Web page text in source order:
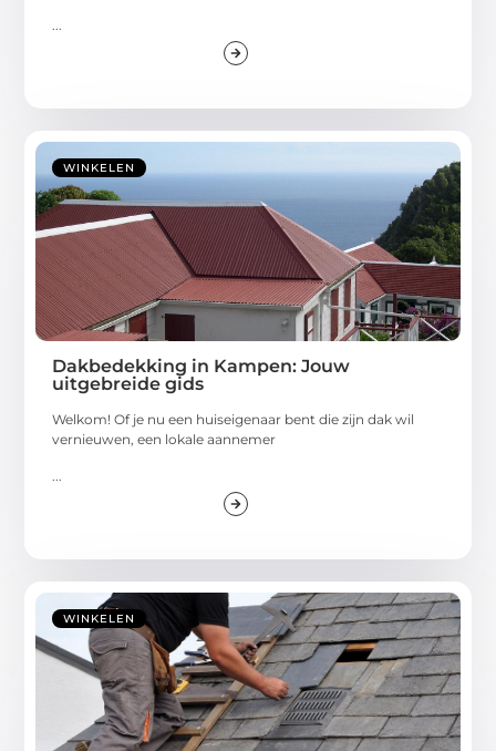
...
WINKELEN
Dakbedekking in Kampen: Jouw
uitgebreide gids
Welkom! Of je nu een huiseigenaar bent die zijn dak wil
vernieuwen, een lokale aannemer
WINKELEN